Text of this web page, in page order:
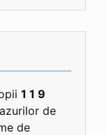
1 1 9
de
de